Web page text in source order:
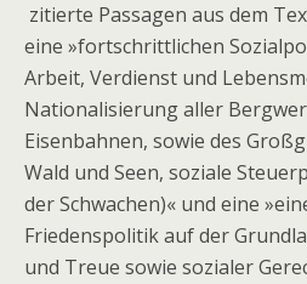
zitierte Passagen aus dem
eine »fortschrittlichen
Arbeit, Verdienst und
Nationalisierung aller
Eisenbahnen, sowie des
Wald und Seen, soziale
der Schwachen)« und eine
Friedenspolitik auf der
und Treue sowie sozialer